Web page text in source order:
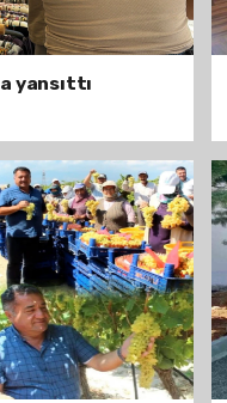
yansıttı